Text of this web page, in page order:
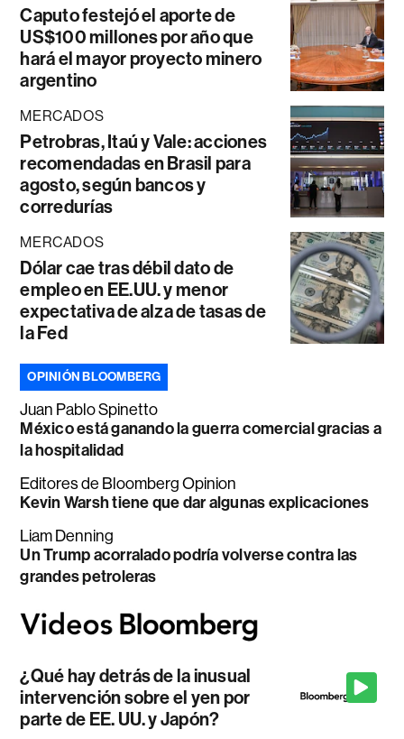
Caputo festejó el aporte de
US$100 millones por año que
hará el mayor proyecto minero
argentino
MERCADOS
Petrobras, Itaú y Vale: acciones
recomendadas en Brasil para
agosto, según bancos y
corredurías
MERCADOS
Dólar cae tras débil dato de
empleo en EE.UU. y menor
expectativa de alza de tasas de
la Fed
OPINIÓN BLOOMBERG
Juan Pablo Spinetto
México está ganando la guerra comercial gracias a
la hospitalidad
Editores de Bloomberg Opinion
Kevin Warsh tiene que dar algunas explicaciones
Liam Denning
Un Trump acorralado podría volverse contra las
grandes petroleras
¿Qué hay detrás de la inusual
intervención sobre el yen por
parte de EE. UU. y Japón?